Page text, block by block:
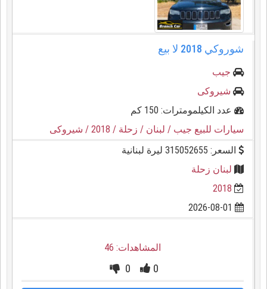
شوروكي ⁦⁦2018⁩⁩ لا بيع
جيب
شيروكى
عدد الكيلمومترات: 150 كم
سيارات للبيع جيب / لبنان / زحلة / 2018
/ شيروكى
السعر: 315052655 ليرة لبنانية
لبنان زحلة
2018
المشاهدات: 46
0
0